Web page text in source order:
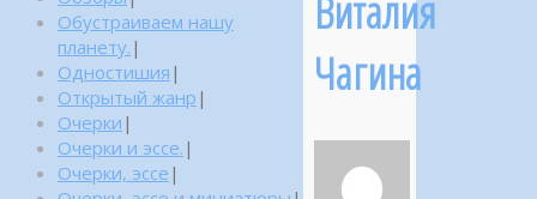
Чагина
Обустраиваем нашу
планету. |
Одностишия |
Открытый жанр |
Очерки |
Очерки и эссе. |
Очерки, эссе |